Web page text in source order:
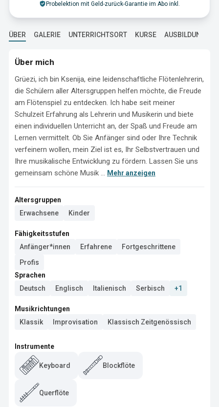
Probelektion mit Geld-zurück-Garantie im Abo inkl.
ÜBER GALERIE UNTERRICHTSORT KURSE AUSBILDUNG
Über mich
Grüezi, ich bin Ksenija, eine leidenschaftliche Flötenlehrerin,
die Schülern aller Altersgruppen helfen möchte, die Freude
am Flötenspiel zu entdecken. Ich habe seit meiner
Schulzeit Erfahrung als Lehrerin und Musikerin und biete
einen individuellen Unterricht an, der Spaß und Freude am
Lernen vermittelt. Ob Sie Anfänger sind oder Ihre Technik
verfeinern wollen, mein Ziel ist es, Ihr Selbstvertrauen und
Ihre musikalische Entwicklung zu fördern. Lassen Sie uns
gemeinsam schöne Musik ... Mehr anzeigen
Altersgruppen
Erwachsene
Kinder
Fähigkeitsstufen
Anfänger*innen
Erfahrene
Fortgeschrittene
Profis
Sprachen
Deutsch
Englisch Italienisch Serbisch +1
Musikrichtungen
Klassik
Improvisation Klassisch Zeitgenössisch
Instrumente
Keyboard Blockflöte
Querflöte